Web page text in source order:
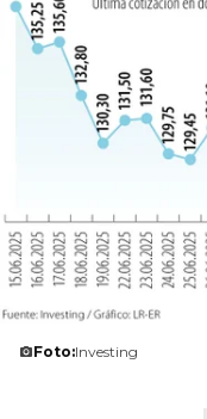
Foto:Investing